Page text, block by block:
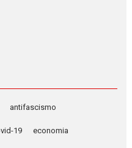
antifascismo
19 economia